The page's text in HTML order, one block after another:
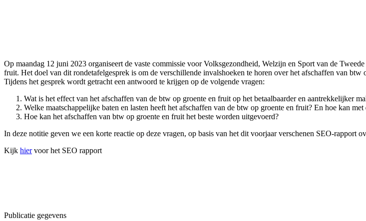
Op maandag 12 juni 2023 organiseert de vaste commissie voor Volksgezondheid, Welzijn en Sport van de
fruit. Het doel van dit rondetafelgesprek is om de verschillende invalshoeken te horen over het afschaffen van
Tijdens het gesprek wordt getracht een antwoord te krijgen op de volgende vragen:
Wat is het effect van het afschaffen van de btw op groente en fruit op het betaalbaarder en aantrekkelijker
Welke maatschappelijke baten en lasten heeft het afschaffen van de btw op groente en fruit? En hoe kan
Hoe kan het afschaffen van btw op groente en fruit het beste worden uitgevoerd?
In deze notitie geven we een korte reactie op deze vragen, op basis van het dit voorjaar verschenen SEO-rapport
Kijk hiervoor het SEO rapport
Publicatie gegevens